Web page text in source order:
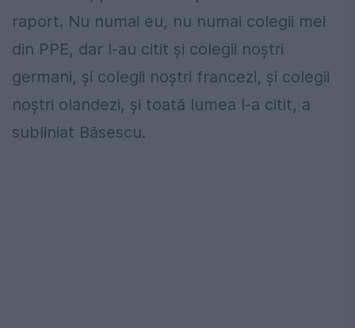
raport. Nu numai eu, nu numai colegii mei
din PPE, dar l-au citit şi colegii noştri
germani, şi colegii noştri francezi, şi colegii
noştri olandezi, şi toată lumea l-a citit, a
subliniat Băsescu.